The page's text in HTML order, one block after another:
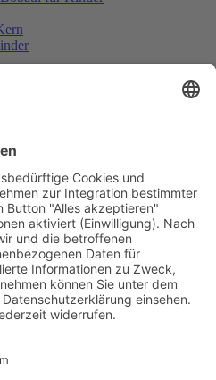
Modell
für Kinder
für Kinder